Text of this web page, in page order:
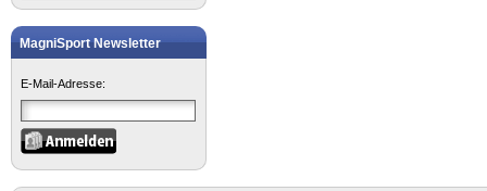
MagniSport Newsletter
E-Mail-Adresse: